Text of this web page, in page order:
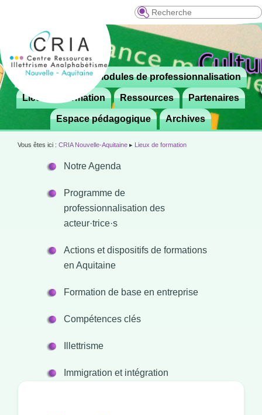
Recherche
Menu
principal
Aller
contenu
principal
 Le CRIA Modules de professionnalisation
Lieux de formation Ressources Partenaires
Espace pédagogique Archives
Vous êtes ici : CRIA Nouvelle-Aquitaine ▸ Lieux de formation
Notre Agenda
Programme de
professionnalisation des
acteur·trice·s
Actions et dispositifs de formations
en Aquitaine
Formation de base en entreprise
Compétences clés
Illettrisme
Immigration et intégration